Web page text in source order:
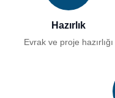
Hazırlık
Evrak ve proje hazırlığı